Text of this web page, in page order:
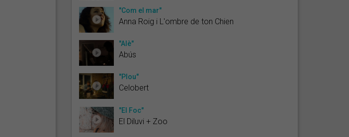
"Com el mar"
Anna Roig i L'ombre de ton Chien
"Alè"
Abús
"Plou"
Celobert
"El Foc"
El Diluvi + Zoo